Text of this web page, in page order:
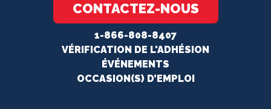
CONTACTEZ-NOUS
1-866-808-8407
VÉRIFICATION DE L'ADHÉSION
ÉVÉNEMENTS
OCCASION(S) D’EMPLOI